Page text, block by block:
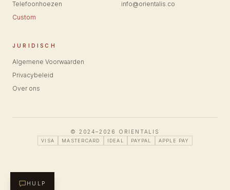
Telefoonhoezen
Custom
info@orientalis.co
JURIDISCH
Algemene Voorwaarden
Privacybeleid
Over ons
© 2024–2026 ORIENTALIS
VISA MASTERCARD IDEAL PAYPAL APPLE PAY
HULP